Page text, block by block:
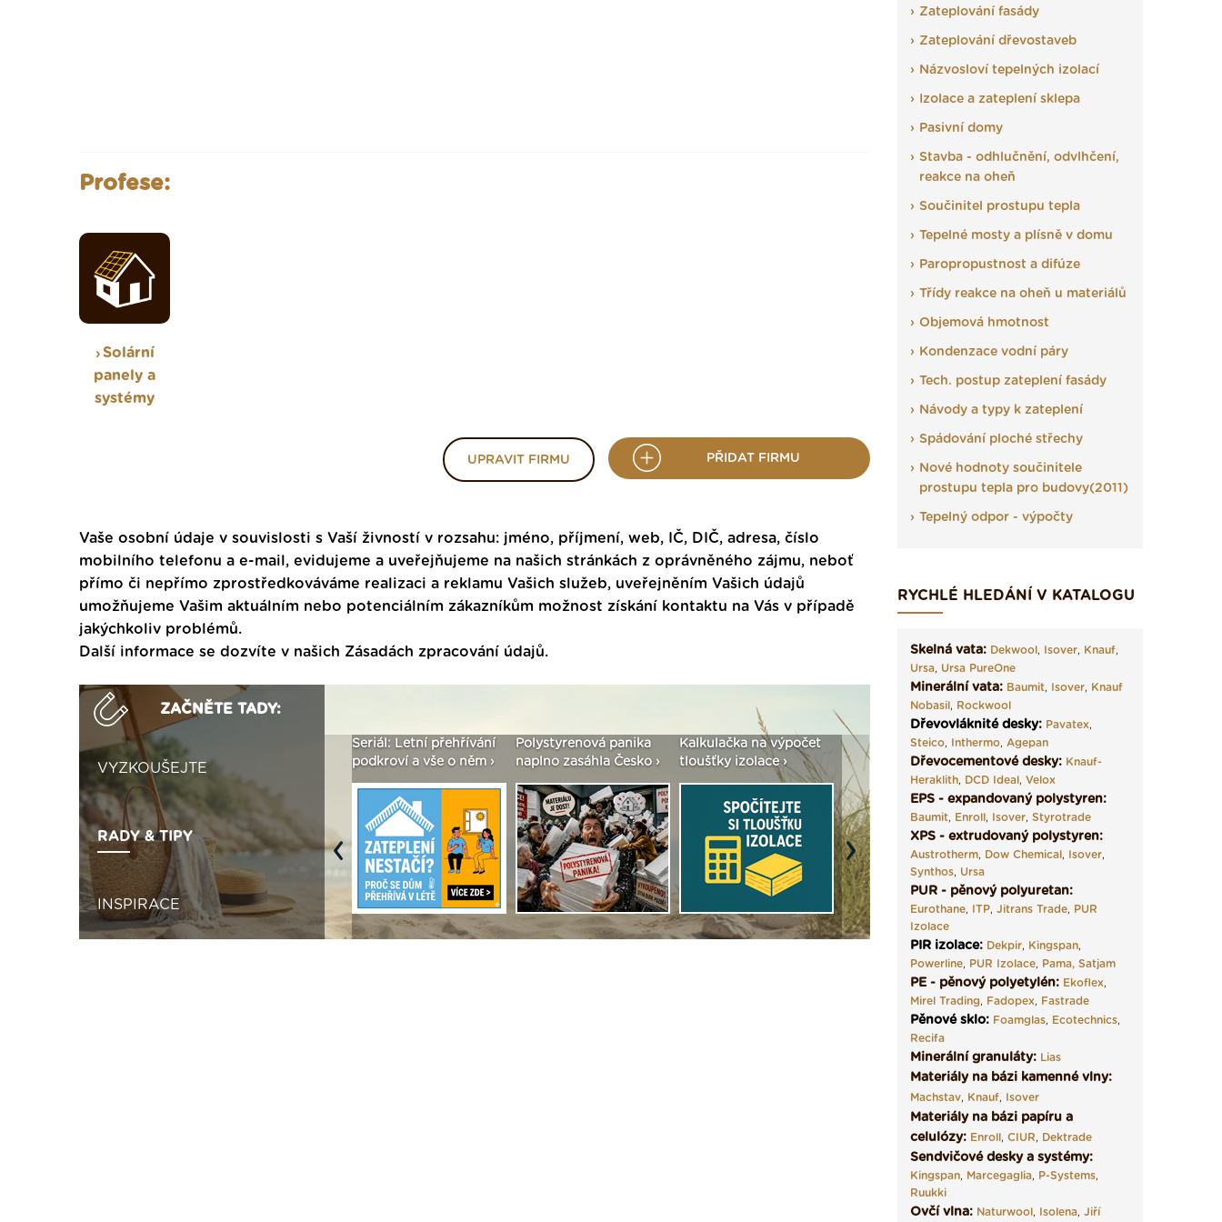
Profese:
Solární
panely a
systémy
UPRAVIT FIRMU PŘIDAT FIRMU
Vaše osobní údaje v souvislosti s Vaší živností v rozsahu: jméno, příjmení, web, IČ, DIČ, adresa, číslo
mobilního telefonu a e-mail, evidujeme a uveřejňujeme na našich stránkách z oprávněného zájmu, neboť
přímo či nepřímo zprostředkováváme realizaci a reklamu Vašich služeb, uveřejněním Vašich údajů
umožňujeme Vašim aktuálním nebo potenciálním zákazníkům možnost získání kontaktu na Vás v případě
jakýchkoliv problémů.
Další informace se dozvíte v našich Zásadách zpracování údajů.
ZAČNĚTE TADY:
VYZKOUŠEJTE
RADY & TIPY
INSPIRACE
Vytvořte si vizualizaci
seženeme! ›
Seriál: Letní přehřívání
podkroví a vše o něm ›
Polystyrenová panika
naplno zasáhla Česko ›
Kalkulačka na výpočet
tloušťky izolace ›
Seriál: Fasády ETICS a
vše podstatné v kostce ›
Vyberte si izolaci a pak
ji tady klidně poptejte ›
Previous Next
Zateplování fasády
Zateplování dřevostaveb
Názvosloví tepelných izolací
Izolace a zateplení sklepa
Pasivní domy
Stavba - odhlučnění, odvlhčení,
reakce na oheň
Součinitel prostupu tepla
Tepelné mosty a plísně v domu
Paropropustnost a difúze
Třídy reakce na oheň u materiálů
Objemová hmotnost
Kondenzace vodní páry
Tech. postup zateplení fasády
Návody a typy k zateplení
Spádování ploché střechy
Nové hodnoty součinitele
prostupu tepla pro budovy(2011)
Tepelný odpor - výpočty
RYCHLÉ HLEDÁNÍ V KATALOGU
Skelná vata: Dekwool, Isover, Knauf,
Ursa, Ursa PureOne
Minerální vata: Baumit, Isover, Knauf
Nobasil, Rockwool
Dřevovláknité desky: Pavatex,
Steico, Inthermo, Agepan
Dřevocementové desky: Knauf-
Heraklith, DCD Ideal, Velox
EPS - expandovaný polystyren:
Baumit, Enroll, Isover, Styrotrade
XPS - extrudovaný polystyren:
Austrotherm, Dow Chemical, Isover,
Synthos, Ursa
PUR - pěnový polyuretan:
Eurothane, ITP, Jitrans Trade, PUR
Izolace
PIR izolace: Dekpir, Kingspan,
Powerline, PUR Izolace, Pama, Satjam
PE - pěnový polyetylén: Ekoflex,
Mirel Trading, Fadopex, Fastrade
Pěnové sklo: Foamglas, Ecotechnics,
Recifa
Minerální granuláty: Lias
Materiály na bázi kamenné vlny:
Machstav, Knauf, Isover
Materiály na bázi papíru a
celulózy: Enroll, CIUR, Dektrade
Sendvičové desky a systémy:
Kingspan, Marcegaglia, P-Systems,
Ruukki
Ovčí vlna: Naturwool, Isolena, Jiří